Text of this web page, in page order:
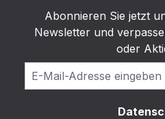
Abonnieren Sie jetzt
Newsletter und
oder